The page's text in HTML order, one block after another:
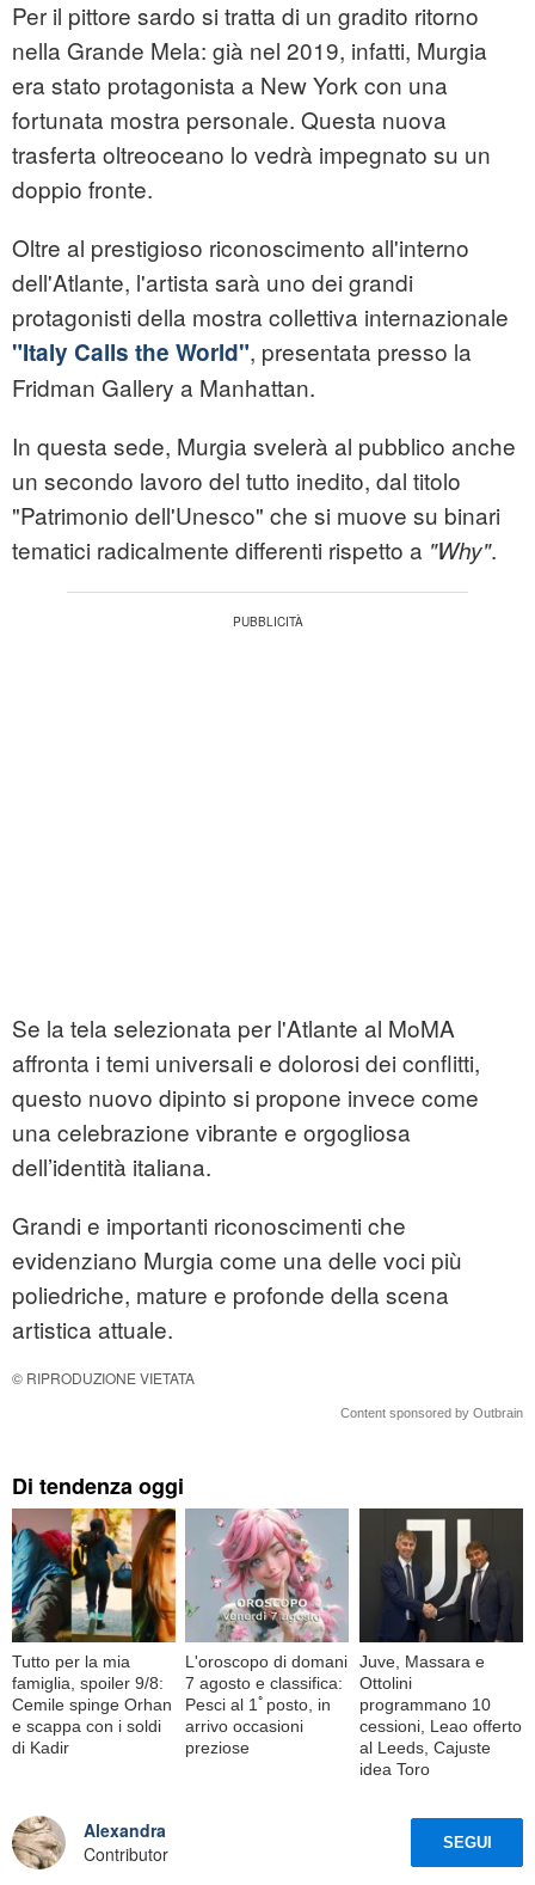
Per il pittore sardo si tratta di un gradito ritorno
nella Grande Mela: già nel 2019, infatti, Murgia
era stato protagonista a New York con una
fortunata mostra personale. Questa nuova
trasferta oltreoceano lo vedrà impegnato su un
doppio fronte.
Oltre al prestigioso riconoscimento all'interno
dell'Atlante, l'artista sarà uno dei grandi
protagonisti della mostra collettiva internazionale
"Italy Calls the World", presentata presso la
Fridman Gallery a Manhattan.
In questa sede, Murgia svelerà al pubblico anche
un secondo lavoro del tutto inedito, dal titolo
"Patrimonio dell'Unesco" che si muove su binari
tematici radicalmente differenti rispetto a "Why".
Se la tela selezionata per l'Atlante al MoMA
affronta i temi universali e dolorosi dei conflitti,
questo nuovo dipinto si propone invece come
una celebrazione vibrante e orgogliosa
dell’identità italiana.
Grandi e importanti riconoscimenti che
evidenziano Murgia come una delle voci più
poliedriche, mature e profonde della scena
artistica attuale.
© RIPRODUZIONE VIETATA
Content sponsored by Outbrain
Di tendenza oggi
Tutto per la mia
famiglia, spoiler 9/8:
Cemile spinge Orhan
e scappa con i soldi
di Kadir
L'oroscopo di domani
7 agosto e classifica:
Pesci al 1ﾟposto, in
arrivo occasioni
preziose
Juve, Massara e
Ottolini
programmano 10
cessioni, Leao offerto
al Leeds, Cajuste
idea Toro
Alexandra
Contributor
SEGUI